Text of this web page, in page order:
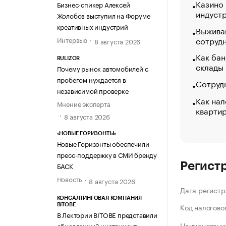
Бизнес-спикер Алексей
Жолобов выступил на Форуме
креативных индустрий
Интервью
8 августа 2026
RULIZOR
Почему рынок автомобилей с
пробегом нуждается в
независимой проверке
Мнение эксперта
8 августа 2026
«НОВЫЕ ГОРИЗОНТЫ»
Новые Горизонты обеспечили
пресс-поддержку в СМИ бренду
БАСК
Новость
8 августа 2026
КОНСАЛТИНГОВАЯ КОМПАНИЯ
BITOBE
В Лектории BITOBE представили
Как
склады
Как
Дата
Код